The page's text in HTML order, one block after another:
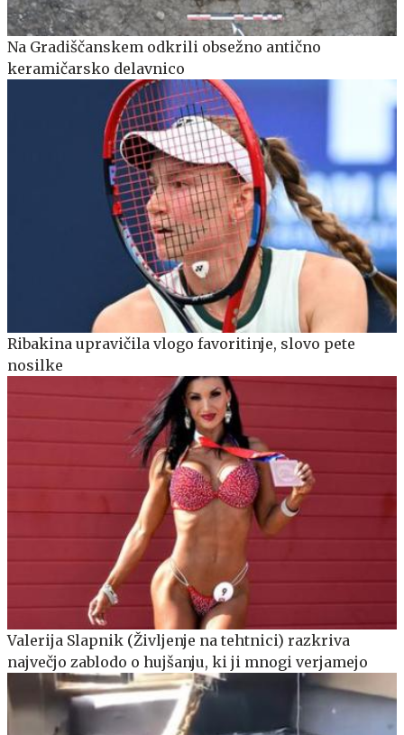
Na Gradiščanskem odkrili obsežno antično
keramičarsko delavnico
Ribakina upravičila vlogo favoritinje, slovo pete
nosilke
Valerija Slapnik (Življenje na tehtnici) razkriva
največjo zablodo o hujšanju, ki ji mnogi verjamejo